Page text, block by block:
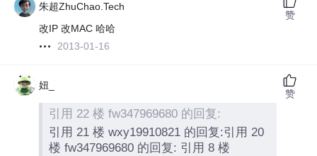
朱超ZhuChao.Tech
改IP 改MAC 哈哈
2013-01-16
赞
妞_
引用 22 楼 fw347969680 的回复:
引用 21 楼 wxy19910821 的回复:引用 20
楼 fw347969680 的回复: 引用 8 楼
赞